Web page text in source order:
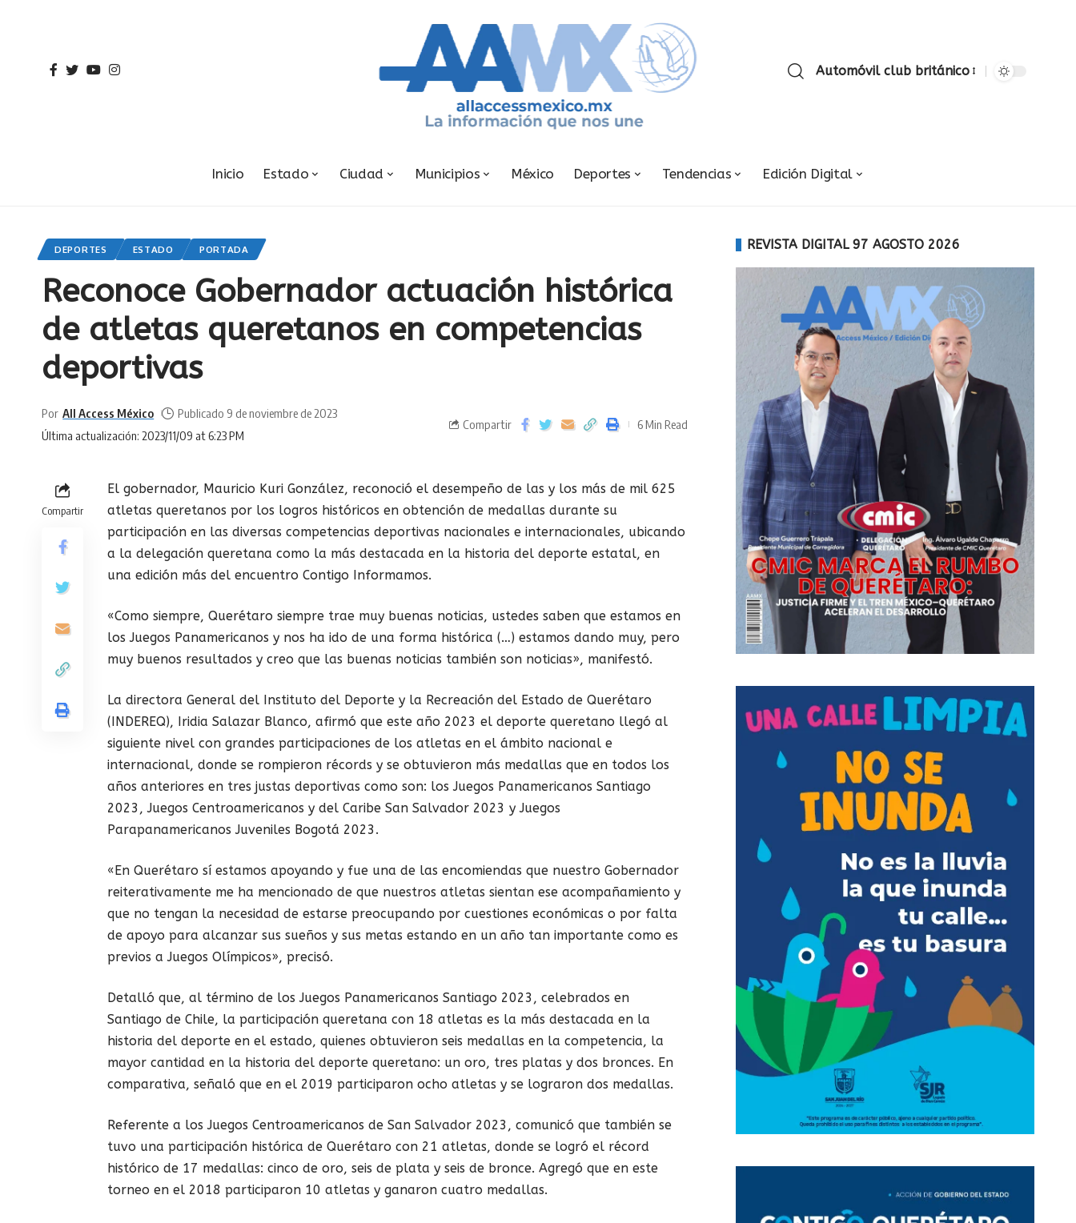
Automóvil club británico
Inicio Estado Ciudad Municipios México Deportes Tendencias Edición Digital
DEPORTES ESTADO PORTADA
Reconoce Gobernador actuación histórica
de atletas queretanos en competencias
deportivas
Última actualización: 2023/11/09 at 6:23 PM
Por All Access México Publicado 9 de noviembre de 2023
Compartir 6 Min Read
Compartir
El gobernador, Mauricio Kuri González, reconoció el desempeño de las y los más de mil 625
atletas queretanos por los logros históricos en obtención de medallas durante su
participación en las diversas competencias deportivas nacionales e internacionales, ubicando
a la delegación queretana como la más destacada en la historia del deporte estatal, en
una edición más del encuentro Contigo Informamos.
«Como siempre, Querétaro siempre trae muy buenas noticias, ustedes saben que estamos en
los Juegos Panamericanos y nos ha ido de una forma histórica (…) estamos dando muy, pero
muy buenos resultados y creo que las buenas noticias también son noticias», manifestó.
La directora General del Instituto del Deporte y la Recreación del Estado de Querétaro
(INDEREQ), Iridia Salazar Blanco, afirmó que este año 2023 el deporte queretano llegó al
siguiente nivel con grandes participaciones de los atletas en el ámbito nacional e
internacional, donde se rompieron récords y se obtuvieron más medallas que en todos los
años anteriores en tres justas deportivas como son: los Juegos Panamericanos Santiago
2023, Juegos Centroamericanos y del Caribe San Salvador 2023 y Juegos
Parapanamericanos Juveniles Bogotá 2023.
«En Querétaro sí estamos apoyando y fue una de las encomiendas que nuestro Gobernador
reiterativamente me ha mencionado de que nuestros atletas sientan ese acompañamiento y
que no tengan la necesidad de estarse preocupando por cuestiones económicas o por falta
de apoyo para alcanzar sus sueños y sus metas estando en un año tan importante como es
previos a Juegos Olímpicos», precisó.
Detalló que, al término de los Juegos Panamericanos Santiago 2023, celebrados en
Santiago de Chile, la participación queretana con 18 atletas es la más destacada en la
historia del deporte en el estado, quienes obtuvieron seis medallas en la competencia, la
mayor cantidad en la historia del deporte queretano: un oro, tres platas y dos bronces. En
comparativa, señaló que en el 2019 participaron ocho atletas y se lograron dos medallas.
Referente a los Juegos Centroamericanos de San Salvador 2023, comunicó que también se
tuvo una participación histórica de Querétaro con 21 atletas, donde se logró el récord
histórico de 17 medallas: cinco de oro, seis de plata y seis de bronce. Agregó que en este
torneo en el 2018 participaron 10 atletas y ganaron cuatro medallas.
REVISTA DIGITAL 97 AGOSTO 2026